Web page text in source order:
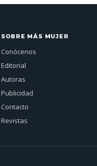
SOBRE MÁS MUJER
Conócenos
Editorial
Autoras
Publicidad
Contacto
Revistas